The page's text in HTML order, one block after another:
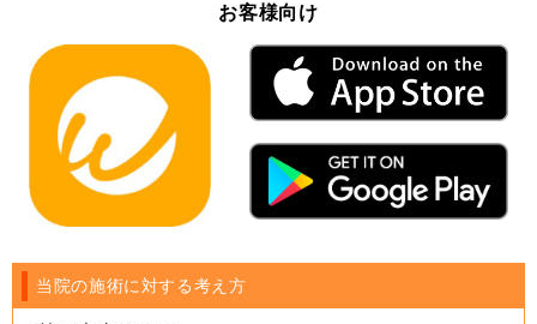
お客様向け
当院の施術に対する考え方